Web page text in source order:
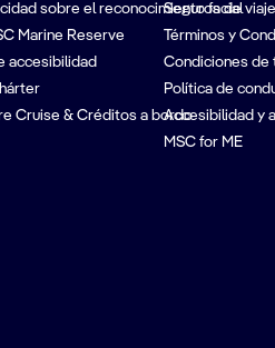
sobre el reconocimiento facial
Marine Reserve
accesibilidad
Cruise & Créditos a bordo
Seguros de viaje
Términos y
Condiciones de
Política de
Accesibilidad y
MSC for ME